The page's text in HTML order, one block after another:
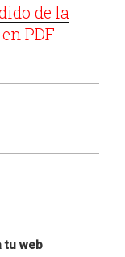
de la
PDF
tu web